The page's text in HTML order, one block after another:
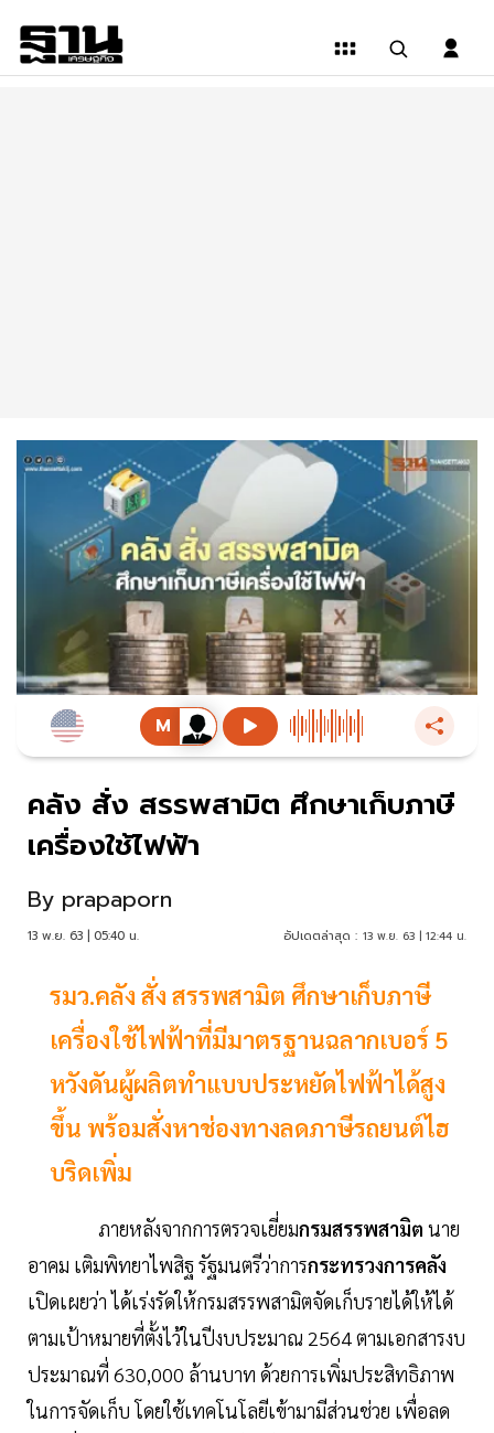
คลัง สั่ง สรรพสามิต ศึกษาเก็บภาษี
เครื่องใช้ไฟฟ้า
By prapaporn
13 พ.ย. 63 | 05:40 น. อัปเดตล่าสุด : 13 พ.ย. 63 | 12:44 น.
รมว.คลัง สั่ง สรรพสามิต ศึกษาเก็บภาษี
เครื่องใช้ไฟฟ้าที่มีมาตรฐานฉลากเบอร์ 5
หวังดันผู้ผลิตทำแบบประหยัดไฟฟ้าได้สูง
ขึ้น พร้อมสั่งหาช่องทางลดภาษีรถยนต์ไฮ
บริดเพิ่ม
ภายหลังจากการตรวจเยี่ยมกรมสรรพสามิต นาย
อาคม เติมพิทยาไพสิฐ รัฐมนตรีว่าการกระทรวงการคลัง
เปิดเผยว่า ได้เร่งรัดให้กรมสรรพสามิตจัดเก็บรายได้ให้ได้
ตามเป้าหมายที่ตั้งไว้ในปีงบประมาณ 2564 ตามเอกสารงบ
ประมาณที่ 630,000 ล้านบาท ด้วยการเพิ่มประสิทธิภาพ
ในการจัดเก็บ โดยใช้เทคโนโลยีเข้ามามีส่วนช่วย เพื่อลด